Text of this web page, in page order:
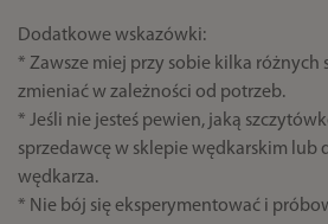
Dodatkowe wskazówki:
* Zawsze miej przy sobie kilka różnych
zmieniać w zależności od potrzeb.
* Jeśli nie jesteś pewien, jaką
sprzedawcę w sklepie wędkarskim lub
wędkarza.
* Nie bój się eksperymentować i